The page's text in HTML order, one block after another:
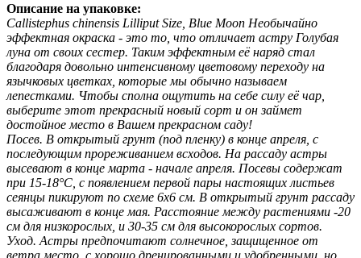
Описание на упаковке:
Callistephus chinensis Lilliput Size, Blue Moon Необычайно
эффектная окраска - это то, что отличает астру Голубая
луна от своих сестер. Таким эффектным её наряд стал
благодаря довольно интенсивному цветовому переходу на
язычковых цветках, которые мы обычно называем
лепестками. Чтобы сполна ощутить на себе силу её чар,
выберите этот прекрасный новый сорт и он займет
достойное место в Вашем прекрасном саду!
Посев. В открытый грунт (под пленку) в конце апреля, с
последующим прореживанием всходов. На рассаду астры
высевают в конце марта - начале апреля. Посевы содержат
при 15-18°С, с появлением первой пары настоящих листьев
сеянцы пикируют по схеме 6x6 см. В открытый грунт рассаду
высаживают в конце мая. Расстояние между растениями -20
см для низкорослых, и 30-35 см для высокорослых сортов.
Уход. Астры предпочитают солнечное, защищенное от
ветра место, с хорошо дренированными и удобренными, но